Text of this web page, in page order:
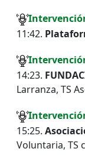
I
11:42.
I
14:23.
Larranza, TS
I
15:25.
Voluntaria, TS